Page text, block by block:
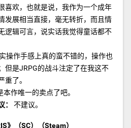
喜欢，也就是说，我作为一个成年
发展相当直接，毫无转折，而且情
逻辑可言，说实话我觉得童话都不
操作手感上真的蛮不错的，操作也
但是JRPG的战斗注定了在我这不
重了。
本作唯一的卖点了吧。
：
不建议。
》（SC）（Steam）